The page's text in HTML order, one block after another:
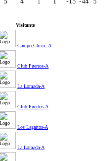
Visitante
Campo Chico.-A
Club Puertos-A
La Lomada-A
Club Puertos-A
Los Lagartos-A
La Lomada-A